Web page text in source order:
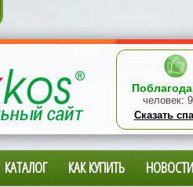
человек:
Сказать
КАТАЛОГ КАК КУПИТЬ НОВОСТИ